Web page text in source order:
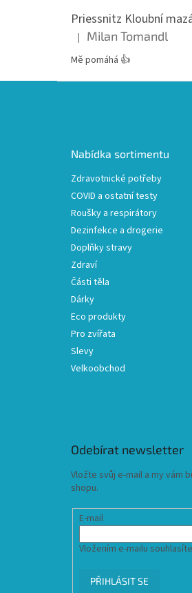
Hodnocení produktu je 5 z 5
| Milan Tomandl
Mě pomáhá 👍
Nabídka sortimentu
Zdravotnické potřeby
COVID a ostatní testy
Roušky a respirátory
Dezinfekce a drogerie
Doplňky stravy
Zdraví
Části těla
Dárky
Eco produkty
Pro zvířata
Slevy
Velkoobchod
Odebírat newsletter
Vložte svůj e-mail a my vám
shopu.
E-mail
Vložením e-mailu
PŘIHLÁSIT SE